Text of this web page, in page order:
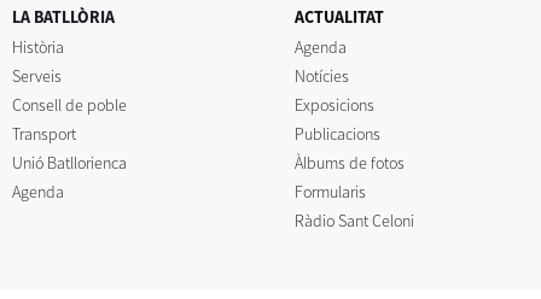
LA BATLLÒRIA
Història
Serveis
Consell de poble
Transport
Unió Batllorienca
Agenda
ACTUALITAT
Agenda
Notícies
Exposicions
Publicacions
Àlbums de fotos
Formularis
Ràdio Sant Celoni